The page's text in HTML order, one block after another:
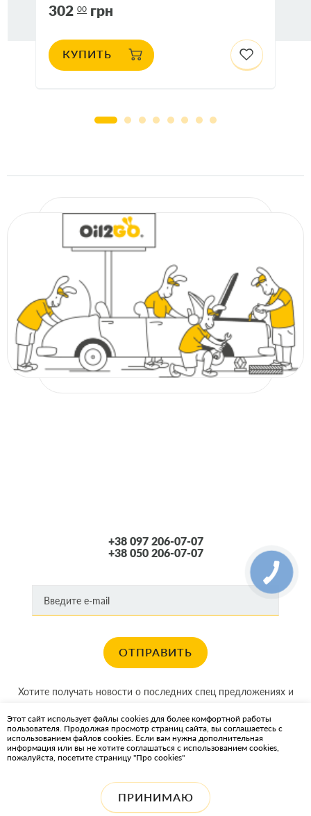
302 00 грн
КУПИТЬ
+38 097 206-07-07
+38 050 206-07-07
ОТПРАВИТЬ
Хотите получать новости о последних спец предложениях и
КАРТА САЙТА
Этот сайт использует файлы cookies для более комфортной работы
пользователя. Продолжая просмотр страниц сайта, вы соглашаетесь с
использованием файлов cookies. Если вам нужна дополнительная
информация или вы не хотите соглашаться с использованием cookies,
пожалуйста, посетите страницу "Про cookies"
ПРИНИМАЮ